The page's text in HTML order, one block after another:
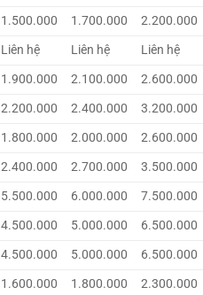
1.500.000 1.700.000
2.200.000
Liên hệ Liên hệ
Liên hệ
1.900.000 2.100.000
2.600.000
2.200.000 2.400.000
3.200.000
1.800.000 2.000.000
2.600.000
2.400.000 2.700.000
3.500.000
5.500.000 6.000.000
7.500.000
4.500.000 5.000.000
6.500.000
4.500.000 5.000.000
6.500.000
1.600.000 1.800.000
2.300.000